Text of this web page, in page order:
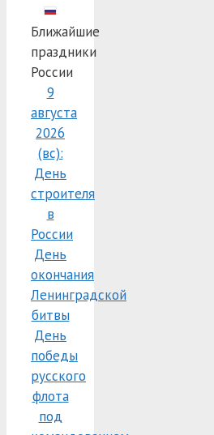
Ближайшие
праздники
России
9
августа
2026
(вс):
День
строителя
в
России
День
окончания
Ленинградской
битвы
День
победы
русского
флота
под